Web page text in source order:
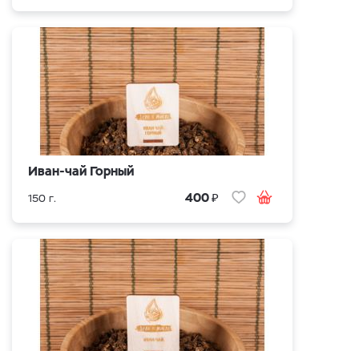
Иван-чай Горный
150 г. 400₽